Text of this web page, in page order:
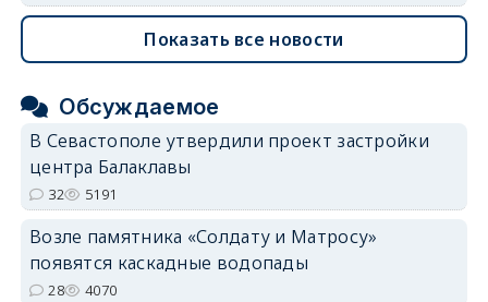
Показать все новости
Обсуждаемое
В Севастополе утвердили проект застройки
центра Балаклавы
32 5191
Возле памятника «Солдату и Матросу»
появятся каскадные водопады
28 4070